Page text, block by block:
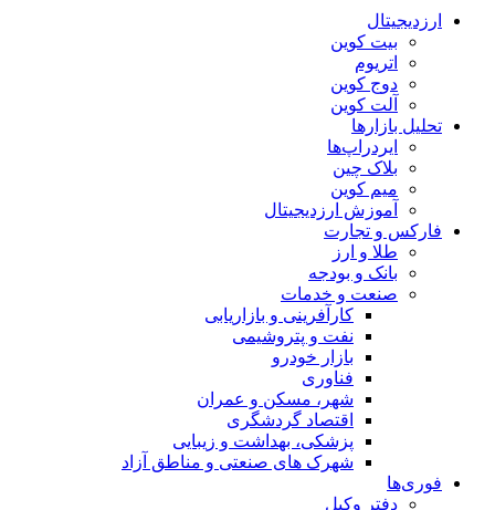
ارزدیجیتال
بیت کوین
اتریوم
دوج کوین
آلت کوین
تحلیل بازارها
ایردراپ‌ها
بلاک چین
میم کوین‌
آموزش ارزدیجیتال
فارکس و تجارت
طلا و ارز
بانک و بودجه
صنعت و خدمات
کارآفرینی و بازاریابی
نفت و پتروشیمی
بازار خودرو
فناوری
شهر، مسکن و عمران
اقتصاد گردشگری
پزشکی، بهداشت و زیبایی
شهرک های صنعتی و مناطق آزاد
فوری‌ها
دفتر وکیل